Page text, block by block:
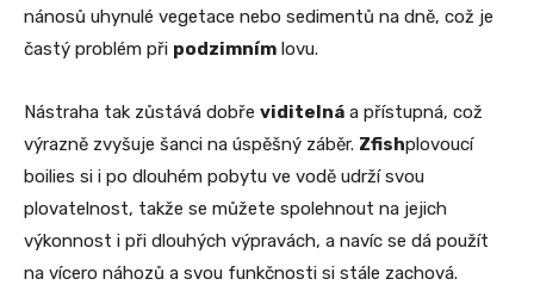
nánosů uhynulé vegetace nebo sedimentů na dně, což je
častý problém při podzimním lovu.
Nástraha tak zůstává dobře viditelná a přístupná, což
výrazně zvyšuje šanci na úspěšný záběr. Zfishplovoucí
boilies si i po dlouhém pobytu ve vodě udrží svou
plovatelnost, takže se můžete spolehnout na jejich
výkonnost i při dlouhých výpravách, a navíc se dá použít
na vícero náhozů a svou funkčnosti si stále zachová.